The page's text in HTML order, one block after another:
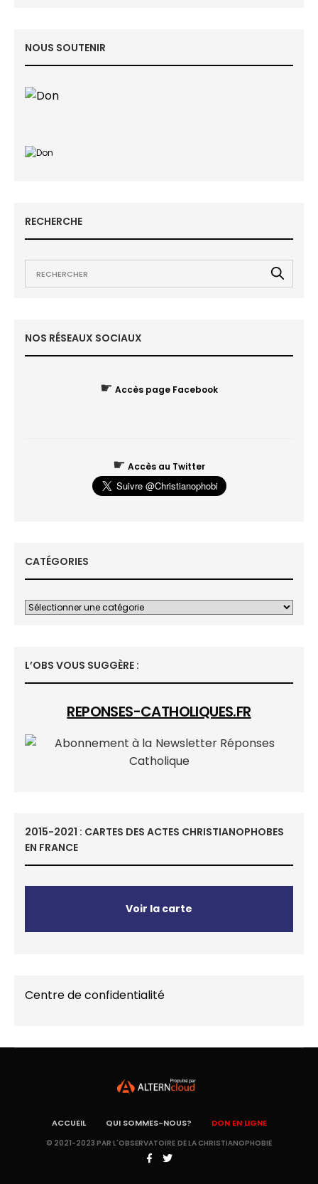
NOUS SOUTENIR
RECHERCHE
NOS RÉSEAUX SOCIAUX
☛ Accès page Facebook
☛ Accès au Twitter
CATÉGORIES
L’OBS VOUS SUGGÈRE :
REPONSES-CATHOLIQUES.FR
2015-2021 : CARTES DES ACTES CHRISTIANOPHOBES
EN FRANCE
Voir la carte
Centre de confidentialité
ACCUEIL QUI SOMMES-NOUS? DON EN LIGNE
© 2021-2023 PAR L'OBSERVATOIRE DE LA CHRISTIANOPHOBIE